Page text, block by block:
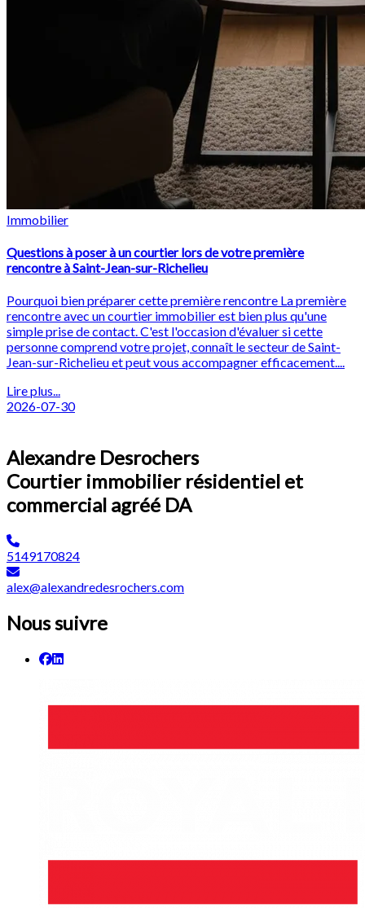
Immobilier
Questions à poser à un courtier lors de votre première
rencontre à Saint-Jean-sur-Richelieu
Pourquoi bien préparer cette première rencontre La première
rencontre avec un courtier immobilier est bien plus qu'une
simple prise de contact. C'est l'occasion d'évaluer si cette
personne comprend votre projet, connaît le secteur de Saint-
Jean-sur-Richelieu et peut vous accompagner efficacement....
Lire plus...
2026-07-30
Alexandre Desrochers
Courtier immobilier résidentiel et
commercial agréé DA
5149170824
alex@alexandredesrochers.com
Nous suivre